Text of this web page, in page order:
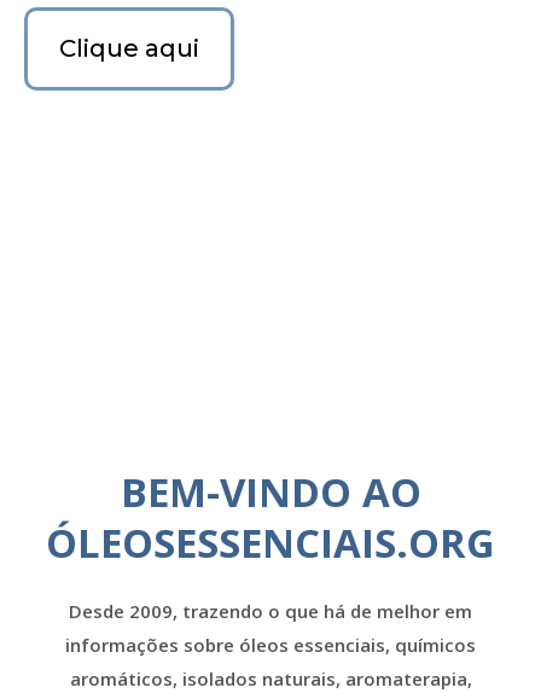
Clique aqui
BEM-VINDO AO
ÓLEOSESSENCIAIS.ORG
Desde 2009, trazendo o que há de melhor em
informações sobre óleos essenciais, químicos
aromáticos, isolados naturais, aromaterapia,